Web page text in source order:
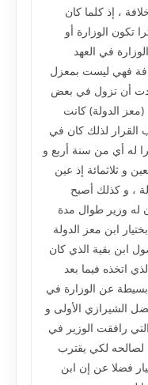
، إذ كلما كان
تكون الوزارة أو
في العهد
فهي ليست بمعزل
أن تزول في بعض
(معز الدولة) كانت
لذلك كان في
له أي من سنة أربع و
و ثلاثمائة إذ عين
، و كذلك أصبح
له وزير طوال مدة
ابن معز الدولة
ابن بقية الذي كان
اتخذه فيما بعد
بسيطة عن الوزارة في
الشيرازي الأولى و
رافقت الوزير في
لصالحه لكي يقترب
فضلا عن إن ابن